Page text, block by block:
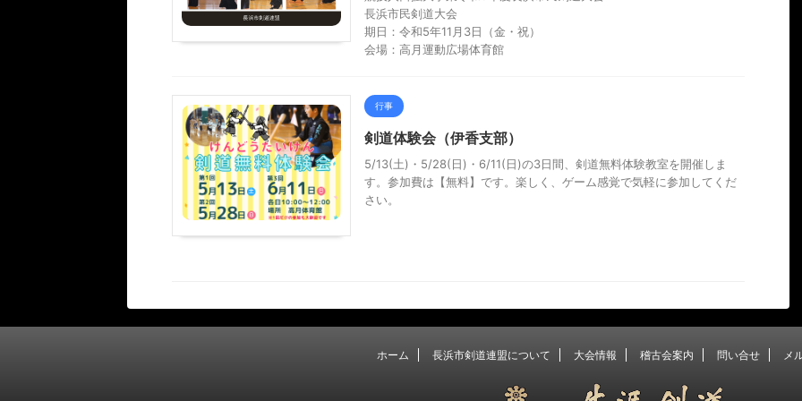
長浜市民剣道大会
期日：令和5年11月3日（金・祝）
会場：高月運動広場体育館
行事
剣道体験会（伊香支部）
5/13(土)・5/28(日)・6/11(日)の3日間、剣道無料体験教室を開催しま
す。参加費は【無料】です。楽しく、ゲーム感覚で気軽に参加してくだ
さい。
ホーム 長浜市剣道連盟について 大会情報 稽古会案内 問い合せ メ